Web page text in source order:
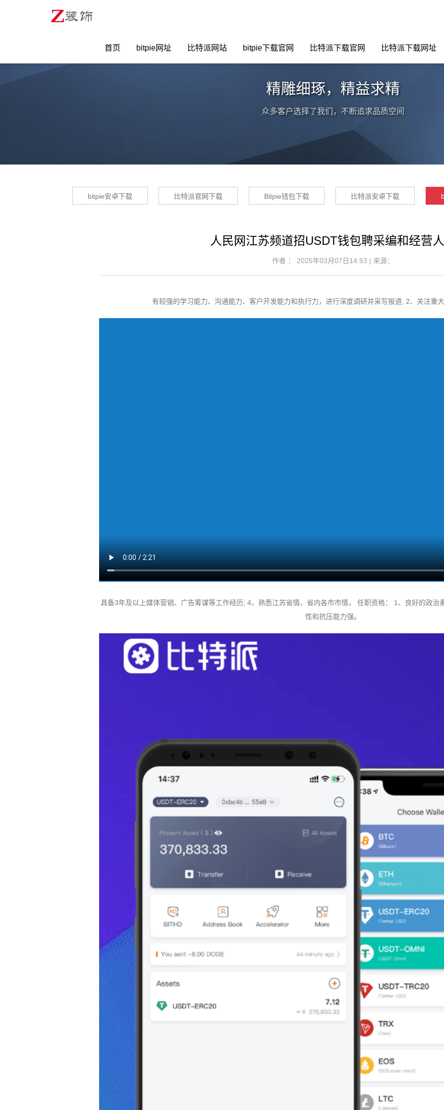
首页 bitpie网址 比特派网站 bitpie下载官网 比特派下载官网 比特派下载网址
精雕细琢，精益求精
众多客户选择了我们，不断追求品质空间
bitpie安卓下载 比特派官网下载 Bitpie钱包下载 比特派安卓下载
人民网江苏频道招USDT钱包聘采编和经营
作者 ： 2025年03月07日14:53 | 来源：
有较强的学习能力、沟通能力、客户开发能力和执行力，进行深度调研并采写报道; 2、关注重
具备3年及以上媒体营销、广告筹谋等工作经历; 4、熟悉江苏省情、省内各市市情， 任职资格： 1、良好的政治
性和抗压能力强。